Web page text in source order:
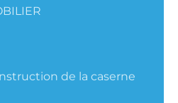
de la caserne